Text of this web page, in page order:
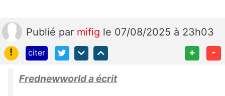
Publié par mifig le 07/08/2025 à 23h03
!
citer + -
Frednewworld a écrit